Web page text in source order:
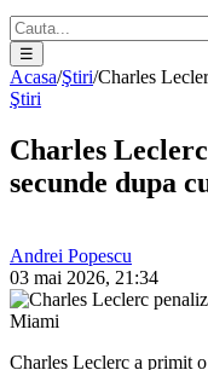
☰
Acasa/Ştiri/Charles
Ştiri
Charles
secunde dupa
Andrei Popescu
03 mai 2026, 21:34
Charles Leclerc a primit